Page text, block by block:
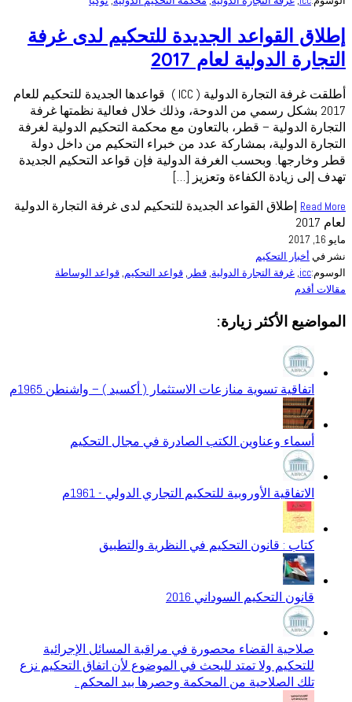
إطلاق القواعد الجديدة للتحكيم لدى غرفة
التجارة الدولية لعام 2017
أطلقت غرفة التجارة الدولية ( ICC ) قواعدها الجديدة للتحكيم للعام
2017 بشكل رسمي من الدوحة، وذلك خلال فعالية نظمتها غرفة
التجارة الدولية – قطر، بالتعاون مع محكمة التحكيم الدولية لغرفة
التجارة الدولية، بمشاركة عدد من خبراء التحكيم من داخل دولة
قطر وخارجها. وبحسب الغرفة الدولية فإن قواعد التحكيم الجديدة
تهدف إلى زيادة الكفاءة وتعزيز […]
Read More إطلاق القواعد الجديدة للتحكيم لدى غرفة التجارة الدولية
لعام 2017
مايو 16, 2017
نشر في أخبار التحكيم
الوسوم:icc
, غرفة التجارة الدولية, قطر , قواعد التحكيم, قواعد الوساطة
مقالات أقدم
المواضيع الأكثر زيارة:
اتفاقية تسوية منازعات الاستثمار ( أكسيد ) – واشنطن 1965م
أسماء وعناوين الكتب الصادرة في مجال التحكيم
الاتفاقية الأوروبية للتحكيم التجاري الدولي - 1961م
كتاب : قانون التحكيم في النظرية والتطبيق
قانون التحكيم السوداني 2016
صلاحية القضاء محصورة في مراقبة المسائل الإجرائية
للتحكيم ولا تمتد للبحث في الموضوع لأن اتفاق التحكيم نزع
تلك الصلاحية من المحكمة وحصرها بيد المحكم .